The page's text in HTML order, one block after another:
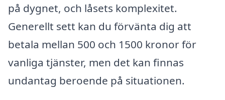
på dygnet, och låsets komplexitet.
Generellt sett kan du förvänta dig att
betala mellan 500 och 1500 kronor för
vanliga tjänster, men det kan finnas
undantag beroende på situationen.